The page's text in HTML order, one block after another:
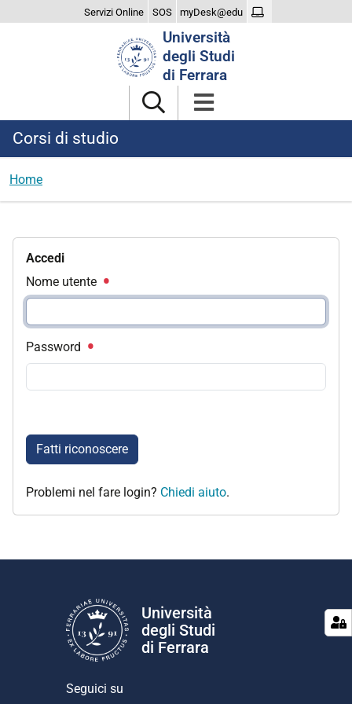
Servizi Online SOS myDesk@edu
Università
degli Studi
di Ferrara
Corsi di studio
Home
Accedi
Nome utente
Password
Fatti riconoscere
Problemi nel fare login? Chiedi aiuto.
Università
degli Studi
di Ferrara
Seguici su